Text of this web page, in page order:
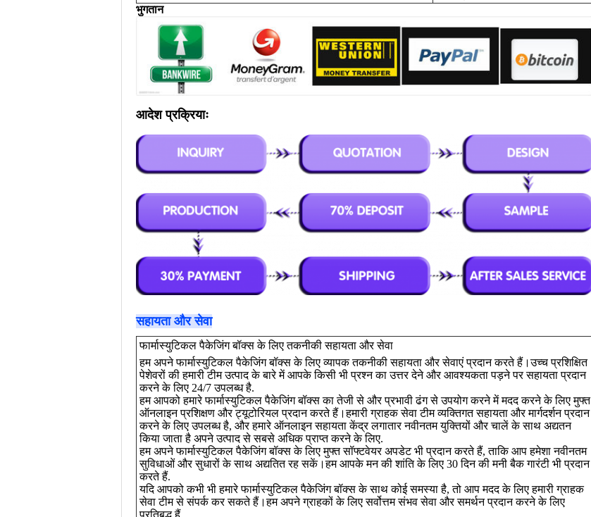
भुगतान
आदेश प्रक्रियाः
सहायता और सेवा
फार्मास्युटिकल पैकेजिंग बॉक्स के लिए तकनीकी सहायता और सेवा
हम अपने फार्मास्युटिकल पैकेजिंग बॉक्स के लिए व्यापक तकनीकी सहायता और सेवाएं प्रदान करते हैं।उच्च प्रशिक्षित
पेशेवरों की हमारी टीम उत्पाद के बारे में आपके किसी भी प्रश्न का उत्तर देने और आवश्यकता पड़ने पर सहायता प्रदान
करने के लिए 24/7 उपलब्ध है.
हम आपको हमारे फार्मास्युटिकल पैकेजिंग बॉक्स का तेजी से और प्रभावी ढंग से उपयोग करने में मदद करने के लिए मुफ्त
ऑनलाइन प्रशिक्षण और ट्यूटोरियल प्रदान करते हैं।हमारी ग्राहक सेवा टीम व्यक्तिगत सहायता और मार्गदर्शन प्रदान
करने के लिए उपलब्ध है, और हमारे ऑनलाइन सहायता केंद्र लगातार नवीनतम युक्तियों और चालें के साथ अद्यतन
किया जाता है अपने उत्पाद से सबसे अधिक प्राप्त करने के लिए.
हम अपने फार्मास्युटिकल पैकेजिंग बॉक्स के लिए मुफ्त सॉफ्टवेयर अपडेट भी प्रदान करते हैं, ताकि आप हमेशा नवीनतम
सुविधाओं और सुधारों के साथ अद्यतित रह सकें।हम आपके मन की शांति के लिए 30 दिन की मनी बैक गारंटी भी प्रदान
करते हैं.
यदि आपको कभी भी हमारे फार्मास्युटिकल पैकेजिंग बॉक्स के साथ कोई समस्या है, तो आप मदद के लिए हमारी ग्राहक
सेवा टीम से संपर्क कर सकते हैं।हम अपने ग्राहकों के लिए सर्वोत्तम संभव सेवा और समर्थन प्रदान करने के लिए
प्रतिबद्ध हैं.